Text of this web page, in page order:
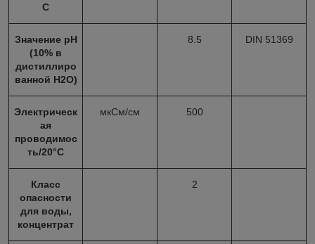
С
Значение pH
(10% в
дистиллиро
ванной H2O)
8.5 DIN 51369
Электрическ
ая
проводимос
ть/20°С
мкСм/см 500
Класс
опасности
для воды,
концентрат
2